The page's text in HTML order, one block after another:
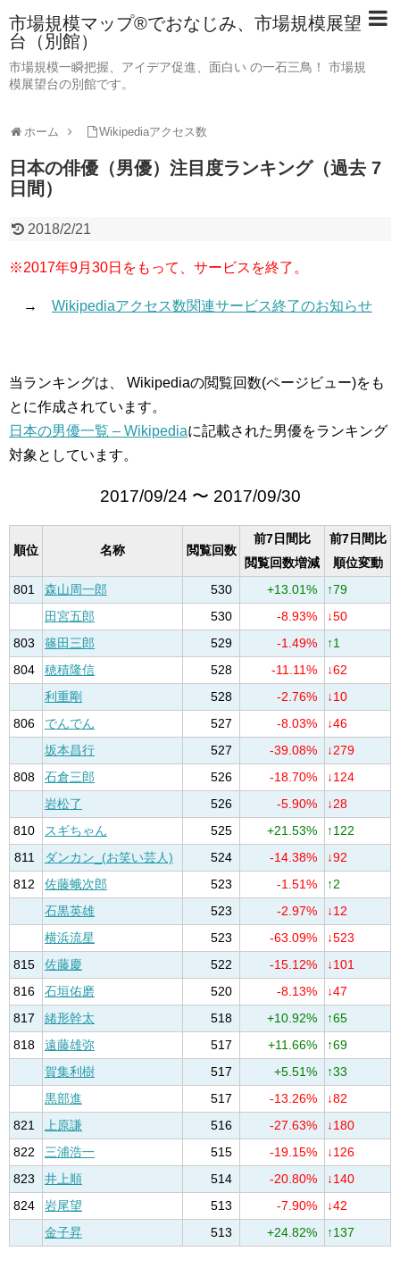
市場規模マップ®でおなじみ、市場規模展望
台（別館）
市場規模一瞬把握、アイデア促進、面白い の一石三鳥！ 市場規
模展望台の別館です。
ホーム Wikipediaアクセス数
日本の俳優（男優）注目度ランキング（過去 7
日間）
2018/2/21
※2017年9月30日をもって、サービスを終了。
→ Wikipediaアクセス数関連サービス終了のお知らせ
当ランキングは、 Wikipediaの閲覧回数(ページビュー)をも
とに作成されています。
日本の男優一覧 – Wikipediaに記載された男優をランキング
対象としています。
2017/09/24 〜 2017/09/30
順位 名称 閲覧回数
前7日間比
閲覧回数増減
前7日間比
順位変動
801
森山周一郎 530 +13.01%
↑79
田宮五郎
530 -8.93%
↓50
803
篠田三郎 529 -1.49%
↑1
804
穂積隆信 528 -11.11%
↓62
利重剛
528 -2.76%
↓10
806
でんでん 527 -8.03%
↓46
坂本昌行
527 -39.08%
↓279
808
石倉三郎 526 -18.70%
↓124
岩松了
526 -5.90%
↓28
810
スギちゃん 525 +21.53%
↑122
811
ダンカン_(お笑い芸人) 524 -14.38%
↓92
812
佐藤蛾次郎 523 -1.51%
↑2
石黒英雄
523 -2.97%
↓12
横浜流星
523 -63.09%
↓523
815
佐藤慶 522 -15.12%
↓101
816
石垣佑磨 520 -8.13%
↓47
817
緒形幹太 518 +10.92%
↑65
818
遠藤雄弥 517 +11.66%
↑69
賀集利樹
517 +5.51%
↑33
黒部進
517 -13.26%
↓82
821
上原謙 516 -27.63%
↓180
822
三浦浩一 515 -19.15%
↓126
823
井上順 514 -20.80%
↓140
824
岩尾望 513 -7.90%
↓42
金子昇
513 +24.82% ↑137